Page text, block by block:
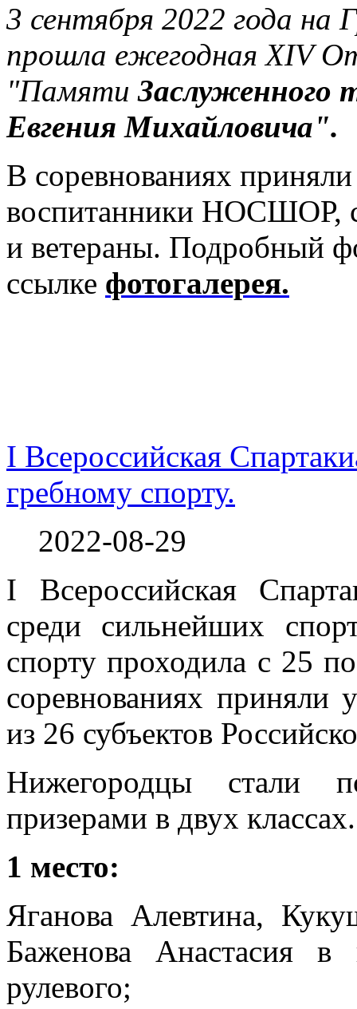
3 сентября 2022 года на
прошла ежегодная XIV
"ПамятиЗаслуженного
Евгения Михайловича".
В соревнованиях приняли
воспитанники НOСШОР,
и ветераны. Подробный
ссылке фотогалерея.
I Всероссийская
гребному спорту.
2022-08-29
I Всероссийская
среди сильнейших
спорту проходила с 25
соревнованиях приняли
из 26 субъектов
Нижегородцы стали
призерами в двух классах.
1 место:
Яганова Алевтина,
Баженова Анастасия в
рулевого;